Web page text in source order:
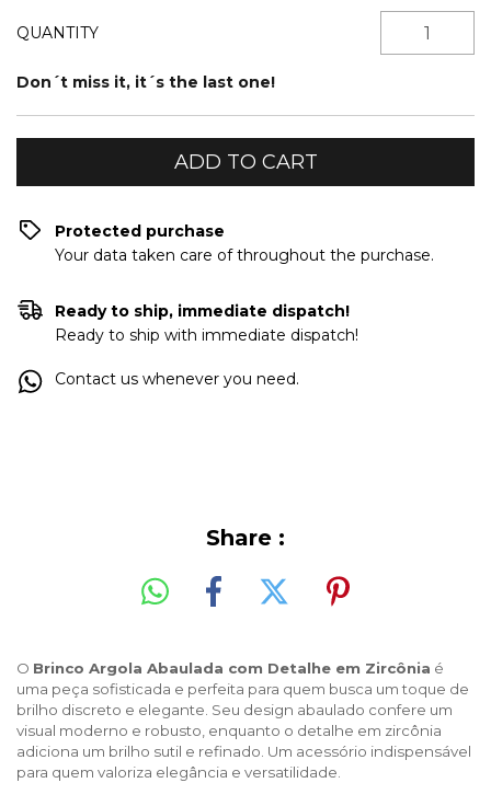
QUANTITY
Don´t miss it, it´s the last one!
Protected purchase
Your data taken care of throughout the purchase.
Ready to ship, immediate dispatch!
Ready to ship with immediate dispatch!
Contact us whenever you need.
Share :
O Brinco Argola Abaulada com Detalhe em Zircônia é
uma peça sofisticada e perfeita para quem busca um toque de
brilho discreto e elegante. Seu design abaulado confere um
visual moderno e robusto, enquanto o detalhe em zircônia
adiciona um brilho sutil e refinado. Um acessório indispensável
para quem valoriza elegância e versatilidade.